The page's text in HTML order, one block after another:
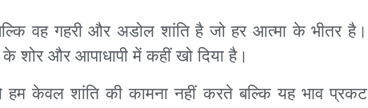
वह गहरी और अडोल शांति है जो हर आत्मा के भीतर है।
शोर और आपाधापी में कहीं खो दिया है।
हम केवल शांति की कामना नहीं करते बल्कि यह भाव प्रकट